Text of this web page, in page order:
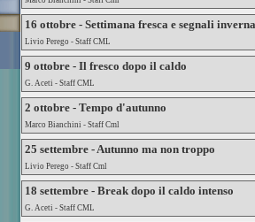
16 ottobre - Settimana fresca e segnali
Livio Perego - Staff CML
9 ottobre - Il fresco dopo il caldo
G. Aceti - Staff CML
2 ottobre - Tempo d'autunno
Marco Bianchini - Staff Cml
25 settembre - Autunno ma non troppo
Livio Perego - Staff Cml
18 settembre - Break dopo il caldo intenso
G. Aceti - Staff CML